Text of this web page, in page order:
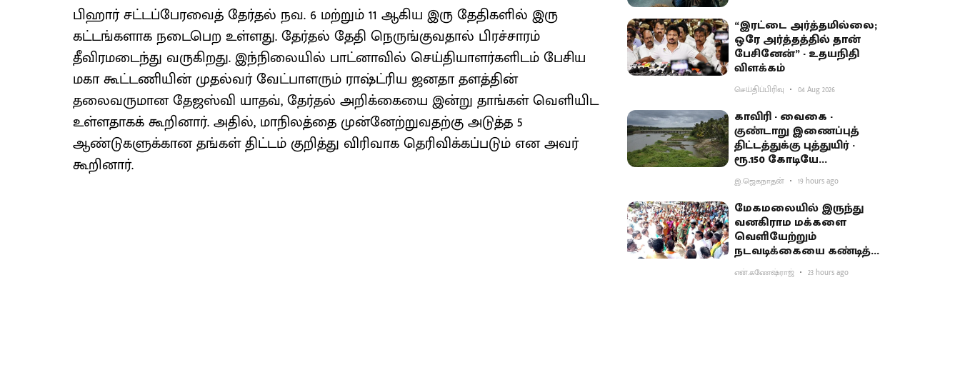
பிஹார் சட்டப்பேரவைத் தேர்தல் நவ. 6 மற்றும் 11 ஆகிய இரு தேதிகளில் இரு
கட்டங்களாக நடைபெற உள்ளது. தேர்தல் தேதி நெருங்குவதால் பிரச்சாரம்
தீவிரமடைந்து வருகிறது. இந்நிலையில் பாட்னாவில் செய்தியாளர்களிடம் பேசிய
மகா கூட்டணியின் முதல்வர் வேட்பாளரும் ராஷ்ட்ரிய ஜனதா தளத்தின்
தலைவருமான தேஜஸ்வி யாதவ், தேர்தல் அறிக்கையை இன்று தாங்கள் வெளியிட
உள்ளதாகக் கூறினார். அதில், மாநிலத்தை முன்னேற்றுவதற்கு அடுத்த 5
ஆண்டுகளுக்கான தங்கள் திட்டம் குறித்து விரிவாக தெரிவிக்கப்படும் என அவர்
கூறினார்.
“இரட்டை அர்த்தமில்லை;
ஒரே அர்த்தத்தில் தான்
பேசினேன்” - உதயநிதி
விளக்கம்
செய்திப்பிரிவு 04 Aug 2026
காவிரி - வைகை -
குண்டாறு இணைப்புத்
திட்டத்துக்கு புத்துயிர் -
ரூ.150 கோடியே
ஒதுக்கியதால் விவசாயிகள்
ஏமாற்றம்
இ.ஜெகநாதன் 19 hours ago
மேகமலையில் இருந்து
வனகிராம மக்களை
வெளியேற்றும்
நடவடிக்கையை கண்டித்து
ஆர்ப்பாட்டம்
என்.கணேஷ்ராஜ் 23 hours ago